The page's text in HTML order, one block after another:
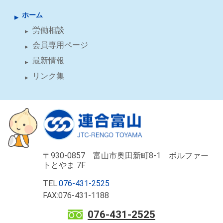
ホーム
労働相談
会員専用ページ
最新情報
リンク集
〒930-0857 富山市奥田新町8-1 ボルファー
トとやま 7F
TEL:076-431-2525
FAX:076-431-1188
076-431-2525